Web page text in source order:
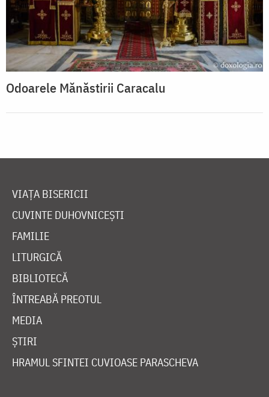
Odoarele Mănăstirii Caracalu
VIAȚA BISERICII
CUVINTE DUHOVNICEȘTI
FAMILIE
LITURGICĂ
BIBLIOTECĂ
ÎNTREABĂ PREOTUL
MEDIA
ȘTIRI
HRAMUL SFINTEI CUVIOASE PARASCHEVA